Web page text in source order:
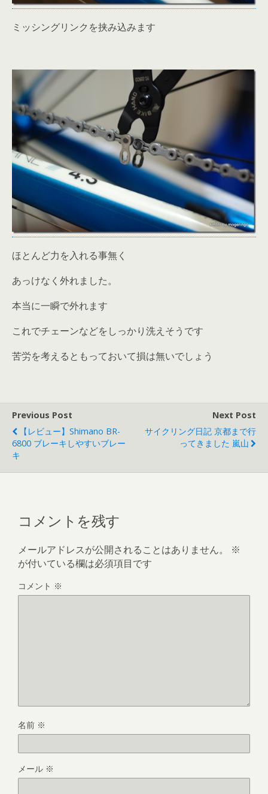
ミッシングリンクを挟み込みます
ほとんど力を入れる事無く
あっけなく外れました。
本当に一瞬で外れます
これでチェーンなどをしっかり洗えそうです
苦労を考えるともっておいて損は無いでしょう
Previous Post
【レビュー】Shimano BR-
6800 ブレーキしやすいブレー
キ
Next Post
サイクリング日記 京都まで行
ってきました 嵐山
コメントを残す
メールアドレスが公開されることはありません。
※
が付いている欄は必須項目です
コメント ※
名前 ※
メール ※